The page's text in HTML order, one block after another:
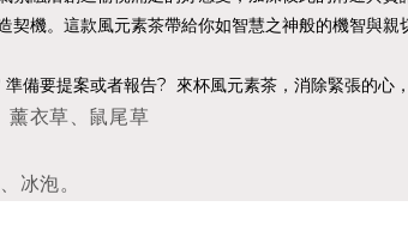
機。 這款風元素茶帶給你如智慧之神般的機智與親
備要提案或者報告? 來杯風元素茶，消除緊張的心
薰衣草、鼠尾草
冰泡。